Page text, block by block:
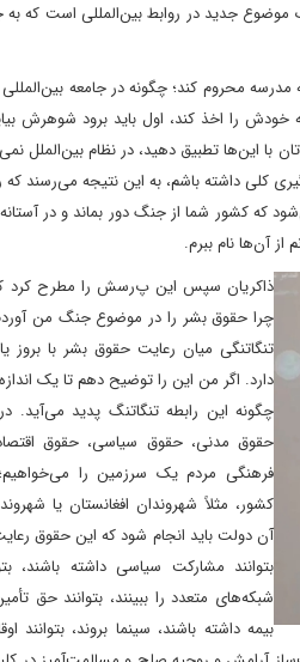
جدید در روابط بین‌المللی است که به
محروم کند؛ چگونه در جامعه بین‌المللی
را اخذ کند، اول باید برود شوهرش
با این‌ها تطبیق دهید، در نظام بین‌الملل
کلی داشته باشم، به این نتیجه می‌رسند که
که کشور شما از جنگ دور بماند و در
آن‌ها نام ببرم.
ذاکریان سپس این پرسش را مطرح کرد
چرا حقوق بشر را در موضوع جنگ من
تنگاتنگی میان رعایت حقوق بشر با بروز
دارد. اگر من این را توضیح دهم تا یک
چگونه این رابطه تنگاتنگ پدید می‌آید.
حقوق مدنی، حقوق سیاسی، حقوق
فرهنگی مردم یک سرزمین را
کشور، مثلاً شهروندان افغانستان یا
آن دولت باید انجام شود که این حقوق
بتوانند مشارکت سیاسی داشته باشند،
شبکه‌های متعدد را ببینند، بتوانند حق
بیمه داشته باشند، سینما بروند، بتوانند